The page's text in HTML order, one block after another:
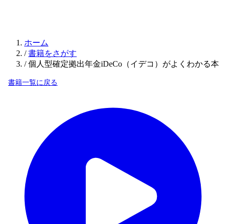
ホーム
/ 書籍をさがす
/ 個人型確定拠出年金iDeCo（イデコ）がよくわかる本
書籍一覧に戻る